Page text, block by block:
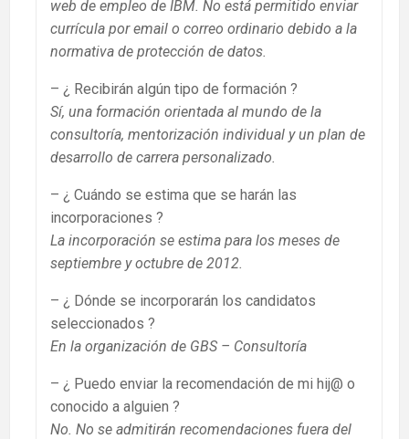
web de empleo de IBM. No está permitido enviar
currícula por email o correo ordinario debido a la
normativa de protección de datos.
– ¿ Recibirán algún tipo de formación ?
Sí, una formación orientada al mundo de la
consultoría, mentorización individual y un plan de
desarrollo de carrera personalizado.
– ¿ Cuándo se estima que se harán las
incorporaciones ?
La incorporación se estima para los meses de
septiembre y octubre de 2012.
– ¿ Dónde se incorporarán los candidatos
seleccionados ?
En la organización de GBS – Consultoría
– ¿ Puedo enviar la recomendación de mi hij@ o
conocido a alguien ?
No. No se admitirán recomendaciones fuera del